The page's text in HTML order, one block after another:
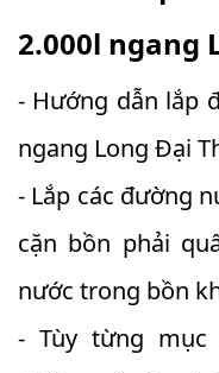
2.000l ngang
- Hướng dẫn lắp
ngang Long Đại
- Lắp các đường
cặn bồn phải
nước trong bồn
- Tùy từng